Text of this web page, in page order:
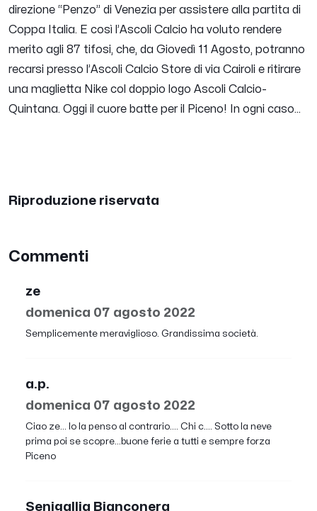
direzione “Penzo” di Venezia per assistere alla partita di
Coppa Italia. E così l’Ascoli Calcio ha voluto rendere
merito agli 87 tifosi, che, da Giovedì 11 Agosto, potranno
recarsi presso l’Ascoli Calcio Store di via Cairoli e ritirare
una maglietta Nike col doppio logo Ascoli Calcio-
Quintana. Oggi il cuore batte per il Piceno! In ogni caso...
Riproduzione riservata
Commenti
ze
domenica 07 agosto 2022
Semplicemente meraviglioso. Grandissima società.
a.p.
domenica 07 agosto 2022
Ciao ze... Io la penso al contrario.... Chi c.... Sotto la neve
prima poi se scopre...buone ferie a tutti e sempre forza
Piceno
Senigallia Bianconera